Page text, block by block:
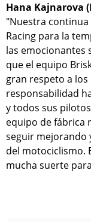
Hana Kajnarova
"Nuestra continua
Racing para la
las emocionantes
que el equipo
gran respeto a
responsabilidad
y todos sus
equipo de fábrica
seguir mejorando
del motociclismo.
mucha suerte